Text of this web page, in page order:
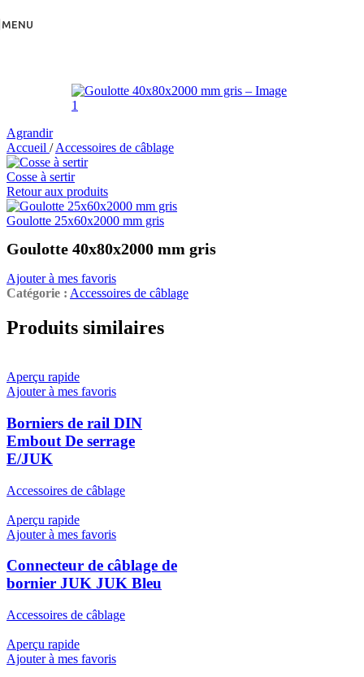
MENU
Agrandir
Accueil / Accessoires de câblage
Cosse à sertir
Retour aux produits
Goulotte 25x60x2000 mm gris
Goulotte 40x80x2000 mm gris
Ajouter à mes favoris
Catégorie : Accessoires de câblage
Produits similaires
Aperçu rapide
Ajouter à mes favoris
Borniers de rail DIN
Embout De serrage
E/JUK
Accessoires de câblage
Aperçu rapide
Ajouter à mes favoris
Connecteur de câblage de
bornier JUK JUK Bleu
Accessoires de câblage
Aperçu rapide
Ajouter à mes favoris